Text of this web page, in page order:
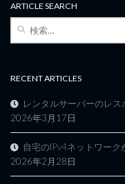
ARTICLE SEARCH
検
RECENT ARTICLES
レンタルサーバーのレ
2026年3月17日
自宅のIPv4ネットワー
2026年2月28日